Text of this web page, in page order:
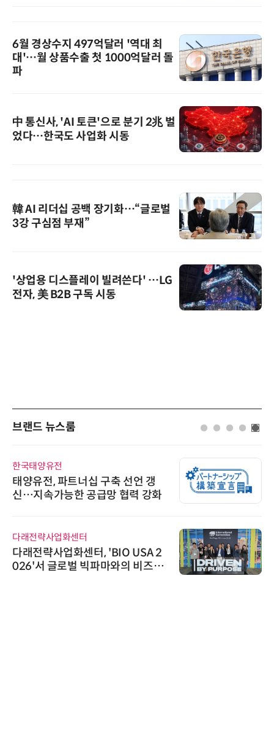
6월 경상수지 497억달러 '역대 최
대'…월 상품수출 첫 1000억달러 돌
파
中 통신사, 'AI 토큰'으로 분기 2兆 벌
었다…한국도 사업화 시동
韓 AI 리더십 공백 장기화…“글로벌
3강 구심점 부재”
'상업용 디스플레이 빌려쓴다' …LG
전자, 美 B2B 구독 시동
브랜드 뉴스룸
한국태양유전
태양유전, 파트너십 구축 선언 갱
신…지속가능한 공급망 협력 강화
다래전략사업화센터
다래전략사업화센터, 'BIO USA 2
026'서 글로벌 빅파마와의 비즈니